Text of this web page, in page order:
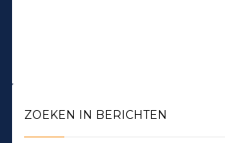
ZOEKEN IN BERICHTEN